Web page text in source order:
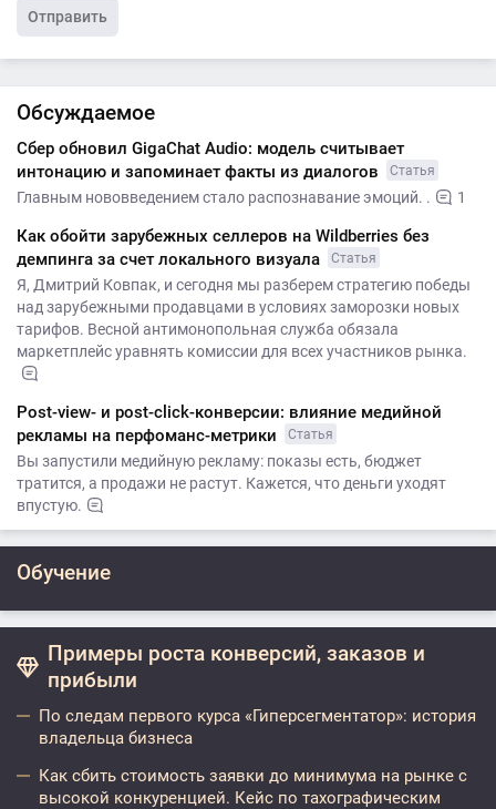
Отправить
Обсуждаемое
Сбер обновил GigaChat Audio: модель считывает
интонацию и запоминает факты из диалогов
Статья
Главным нововведением стало распознавание эмоций. . 1
Как обойти зарубежных селлеров на Wildberries без
демпинга за счет локального визуала
Статья
Я, Дмитрий Ковпак, и сегодня мы разберем стратегию победы
над зарубежными продавцами в условиях заморозки новых
тарифов. Весной антимонопольная служба обязала
маркетплейс уравнять комиссии для всех участников рынка.
Post-view- и post-click-конверсии: влияние медийной
рекламы на перфоманс-метрики
Статья
Вы запустили медийную рекламу: показы есть, бюджет
тратится, а продажи не растут. Кажется, что деньги уходят
впустую.
Обучение
Примеры роста конверсий, заказов и
прибыли
По следам первого курса «Гиперсегментатор»: история
владельца бизнеса
Как сбить стоимость заявки до минимума на рынке с
высокой конкуренцией. Кейс по тахографическим